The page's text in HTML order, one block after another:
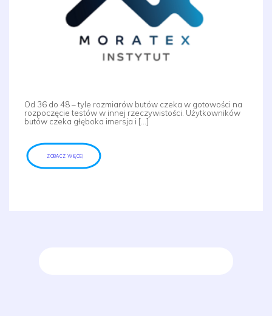
Od 36 do 48 – tyle rozmiarów butów czeka w gotowości na
rozpoczęcie testów w innej rzeczywistości. Użytkowników
butów czeka głęboka imersja i […]
ZOBACZ WIĘCEJ